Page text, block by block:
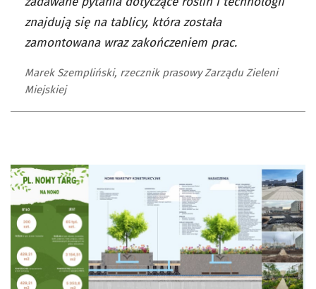
znajdują się na tablicy, która została
zamontowana wraz zakończeniem prac.
Marek Szempliński, rzecznik prasowy Zarządu Zieleni
Miejskiej